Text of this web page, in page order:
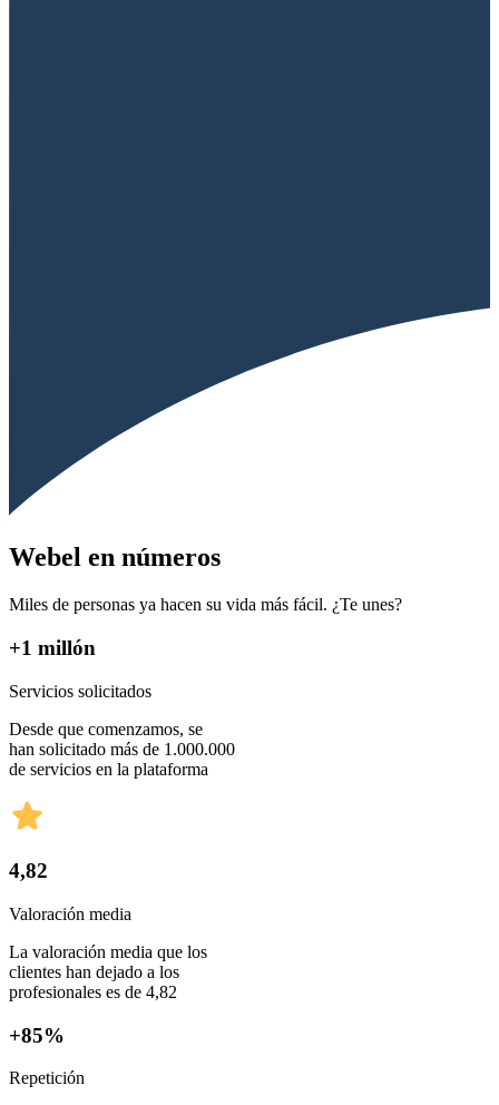
Webel en números
Miles de personas ya hacen su vida más fácil. ¿Te unes?
+1 millón
Servicios solicitados
Desde que comenzamos, se
han solicitado más de 1.000.000
de servicios en la plataforma
4,82
Valoración media
La valoración media que los
clientes han dejado a los
profesionales es de 4,82
+85%
Repetición